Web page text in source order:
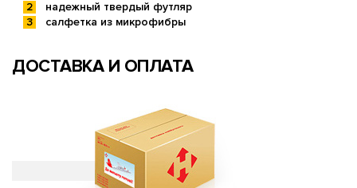
надежный твердый футляр
салфетка из микрофибры
ДОСТАВКА И ОПЛАТА